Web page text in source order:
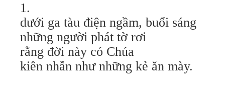
1.
dưới ga tàu điện ngầm, buổi sáng
những người phát tờ rơi
rằng đời này có Chúa
kiên nhẫn như những kẻ ăn mày.